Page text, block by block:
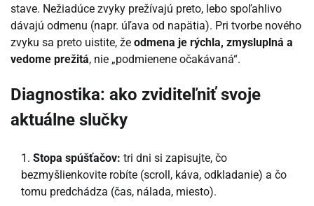
stave. Nežiadúce zvyky prežívajú preto, lebo spoľahlivo
dávajú odmenu (napr. úľava od napätia). Pri tvorbe nového
zvyku sa preto uistite, že odmena je rýchla, zmysluplná a
vedome prežitá, nie „podmienene očakávaná“.
Diagnostika: ako zviditeľniť svoje
aktuálne slučky
Stopa spúšťačov: tri dni si zapisujte, čo
bezmyšlienkovite robíte (scroll, káva, odkladanie) a čo
tomu predchádza (čas, nálada, miesto).